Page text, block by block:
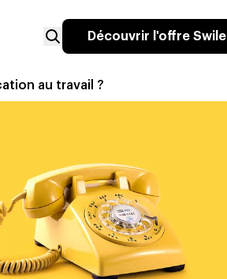
Découvrir l'offre Swile
au travail ?